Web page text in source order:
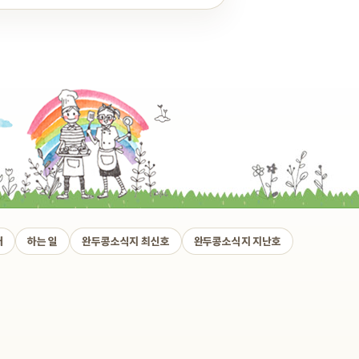
하는 일 완두콩소식지 최신호 완두콩소식지 지난호